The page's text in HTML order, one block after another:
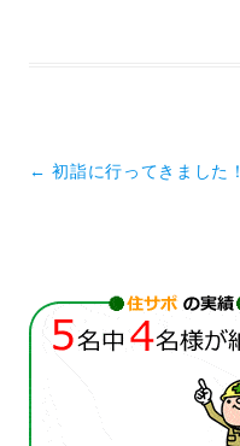
投稿ナビゲーション
← 初詣に行ってきました！